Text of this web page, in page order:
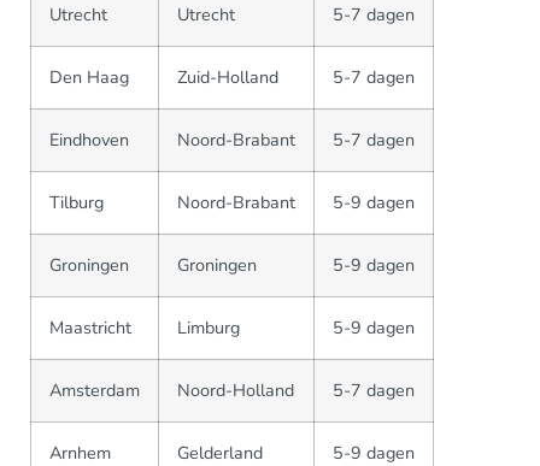
Utrecht Utrecht 5-7 dagen
Den Haag Zuid-Holland 5-7 dagen
Eindhoven Noord-Brabant 5-7 dagen
Tilburg Noord-Brabant 5-9 dagen
Groningen Groningen 5-9 dagen
Maastricht Limburg 5-9 dagen
Amsterdam Noord-Holland 5-7 dagen
Arnhem Gelderland 5-9 dagen